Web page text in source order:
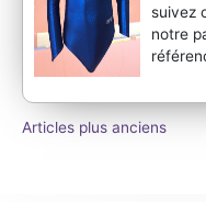
suivez
notre
Navigation
Articles plus anciens